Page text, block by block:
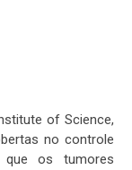
of Science,
no controle
os tumores